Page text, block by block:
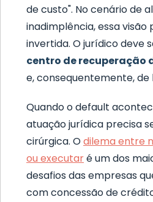
de custo". No cenário de
inadimplência, essa visão
invertida. O jurídico deve
centro de recuperação
e, consequentemente, de
Quando o default
atuação jurídica precisa
cirúrgica. Odilema entre
ou executaré um dos
desafios das empresas
com concessão de